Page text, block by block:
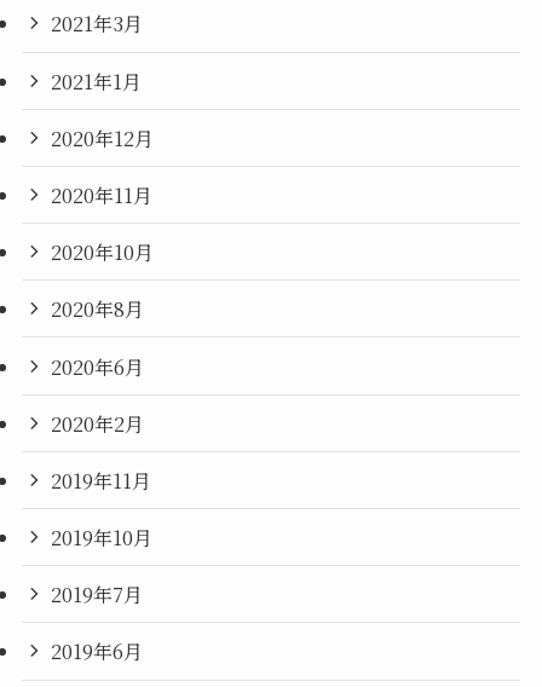
2021年3月
2021年1月
2020年12月
2020年11月
2020年10月
2020年8月
2020年6月
2020年2月
2019年11月
2019年10月
2019年7月
2019年6月